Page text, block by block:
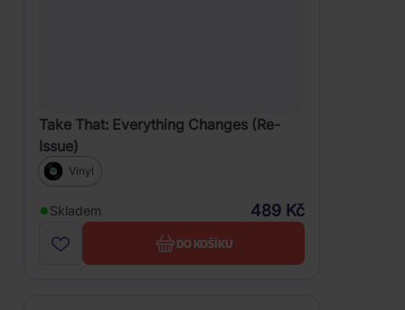
Take That: Everything Changes (Re-
Issue)
Vinyl
Skladem 489 Kč
DO KOŠÍKU